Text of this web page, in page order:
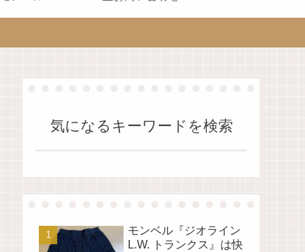
気になるキーワードを検索
モンベル『ジオライン
L.W. トランクス』は快